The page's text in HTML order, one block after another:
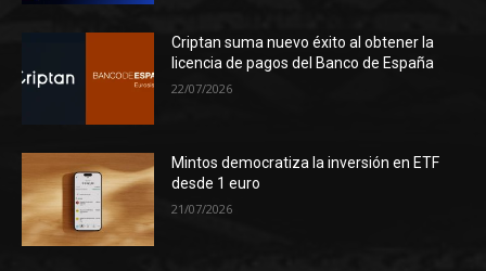
Criptan suma nuevo éxito al obtener la
licencia de pagos del Banco de España
22/07/2026
Mintos democratiza la inversión en ETF
desde 1 euro
21/07/2026